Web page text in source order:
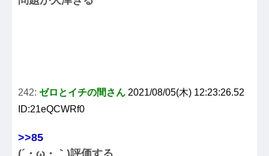
242: ゼロとイチの間さん 2021/08/05(木) 12:23:26.52
ID:21eQCWRf0
>>85
(´・ω・｀)評価する